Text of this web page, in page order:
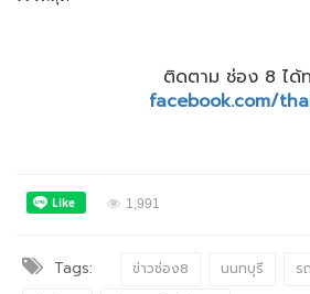
ติดตาม ช่อง 8 ได้
facebook.com/
1,991
Tags: ข่าวช่อง8 นนทบุรี ร